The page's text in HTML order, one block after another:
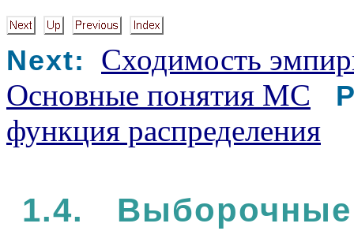
Next:
Сходимость
Основные понятия МС
функция распределения
1.4.